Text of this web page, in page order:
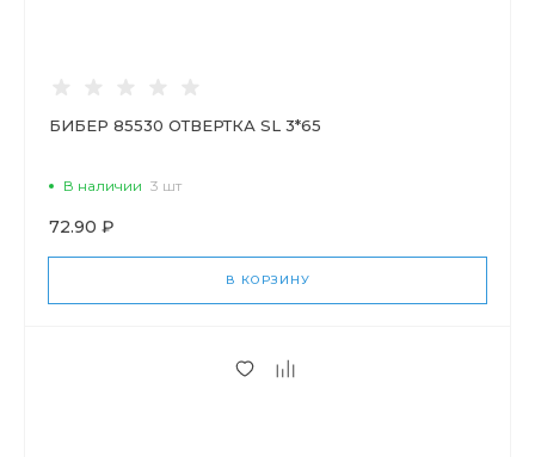
БИБЕР 85530 ОТВЕРТКА SL 3*65
В наличии 3 шт
72.90 ₽
В КОРЗИНУ